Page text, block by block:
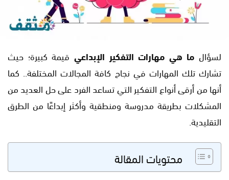
لسؤال ما هي مهارات التفكير الإبداعي قيمة كبيرة؛ حيث
تشارك تلك المهارات في نجاح كافة المجالات المختلفة.. كما
أنها من أرقى أنواع التفكير التي تساعد الفرد على حل العديد من
المشكلات بطريقة مدروسة ومنطقية وأكثر إبداعًا من الطرق
التقليدية.
محتويات المقالة